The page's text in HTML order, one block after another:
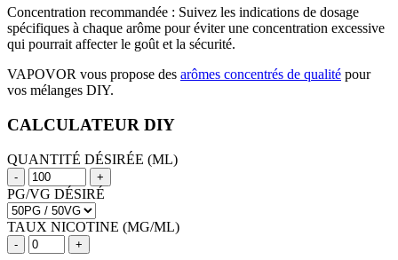
Concentration recommandée : Suivez les indications de dosage
spécifiques à chaque arôme pour éviter une concentration excessive
qui pourrait affecter le goût et la sécurité.
VAPOVOR vous propose des arômes concentrés de qualité pour
vos mélanges DIY.
CALCULATEUR DIY
QUANTITÉ DÉSIRÉE (ML)
- +
PG/VG DÉSIRÉ
TAUX NICOTINE (MG/ML)
- +